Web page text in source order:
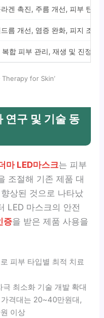
겐 촉진, 주름 개선, 피부 탄력
름 개선, 염증 완화, 피지 조절
복합 피부 관리, 재생 및 진정
Therapy for Skin’
구 및 기술 동
마 LED마스크는 피부
조절해 기존 제품 대
상된 것으로 나타났
LED 마스크의 안전
증을 받은 제품 사용을
피부 타입별 최적 치료
최소화 기술 개발 확대
격대는 20~40만원대,
이상